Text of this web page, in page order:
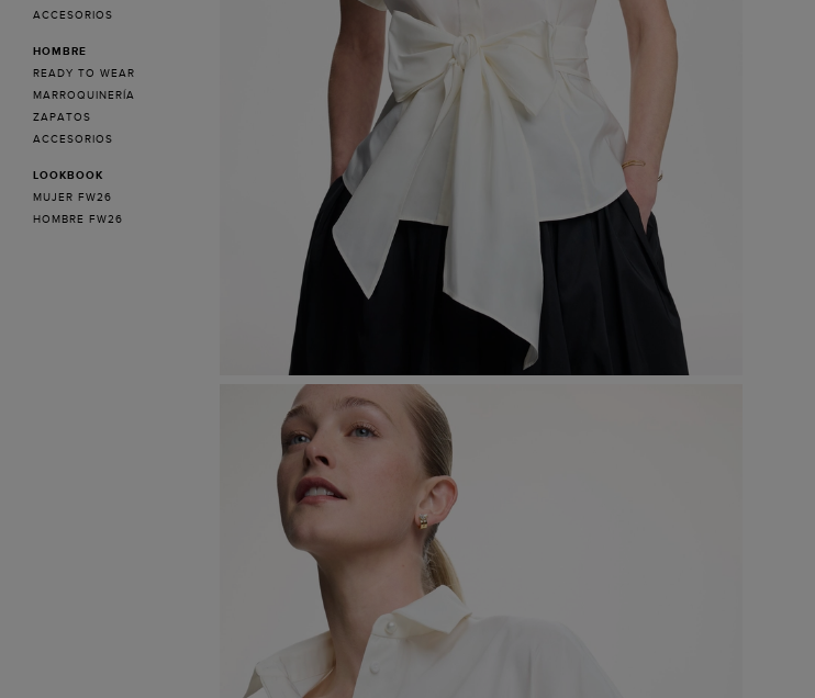
ACCESORIOS
HOMBRE
READY TO WEAR
MARROQUINERÍA
ZAPATOS
ACCESORIOS
LOOKBOOK
MUJER FW26
HOMBRE FW26